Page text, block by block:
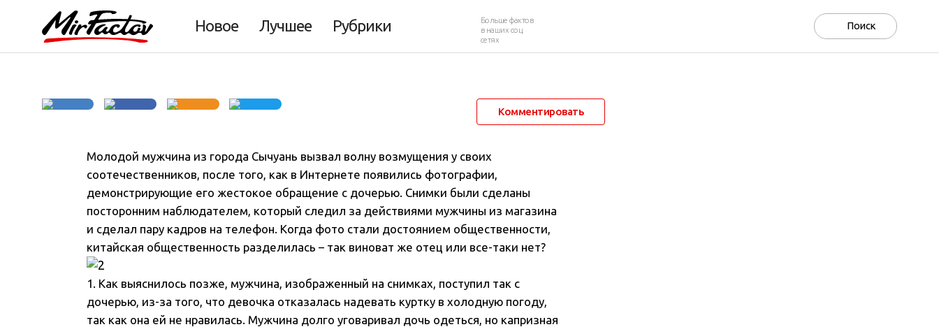
Новое Лучшее Рубрики
Больше фактов
в наших соц.
сетях
Комментировать
Молодой мужчина из города Сычуань вызвал волну возмущения у своих
соотечественников, после того, как в Интернете появились фотографии,
демонстрирующие его жестокое обращение с дочерью . Снимки были сделаны
посторонним наблюдателем, который следил за действиями мужчины из магазина
и сделал пару кадров на телефон. Когда фото стали достоянием общественности,
китайская общественность разделилась – так виноват же отец или все-таки нет?
1. Как выяснилось позже, мужчина, изображенный на снимках, поступил так с
дочерью, из-за того, что девочка отказалась надевать куртку в холодную погоду,
так как она ей не нравилась. Мужчина долго уговаривал дочь одеться, но капризная